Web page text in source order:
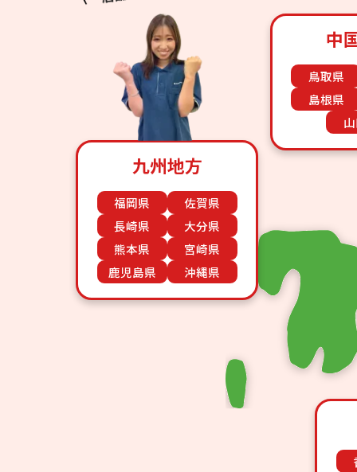
中
鳥取県
島根県
九州地方
福岡県
佐賀県
長崎県
大分県
熊本県
宮崎県
鹿児島県
沖縄県